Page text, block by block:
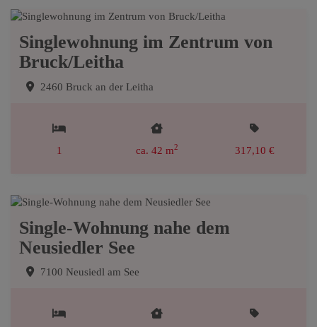
Singlewohnung im Zentrum von
Bruck/Leitha
2460 Bruck an der Leitha
1 ca. 42 m2 317,10 €
Single-Wohnung nahe dem
Neusiedler See
7100 Neusiedl am See